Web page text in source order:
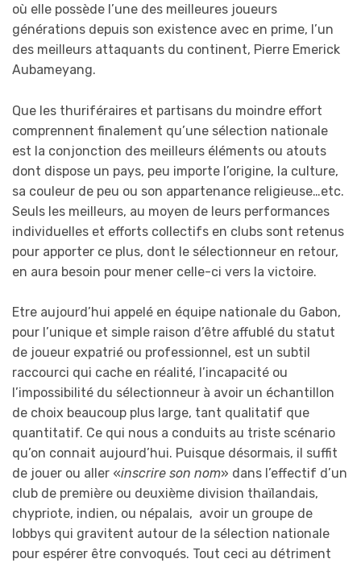
où elle possède l’une des meilleures joueurs
générations depuis son existence avec en prime, l’un
des meilleurs attaquants du continent, Pierre Emerick
Aubameyang.
Que les thuriféraires et partisans du moindre effort
comprennent finalement qu’une sélection nationale
est la conjonction des meilleurs éléments ou atouts
dont dispose un pays, peu importe l’origine, la culture,
sa couleur de peu ou son appartenance religieuse…etc.
Seuls les meilleurs, au moyen de leurs performances
individuelles et efforts collectifs en clubs sont retenus
pour apporter ce plus, dont le sélectionneur en retour,
en aura besoin pour mener celle-ci vers la victoire.
Etre aujourd’hui appelé en équipe nationale du Gabon,
pour l’unique et simple raison d’être affublé du statut
de joueur expatrié ou professionnel, est un subtil
raccourci qui cache en réalité, l’incapacité ou
l’impossibilité du sélectionneur à avoir un échantillon
de choix beaucoup plus large, tant qualitatif que
quantitatif. Ce qui nous a conduits au triste scénario
qu’on connait aujourd’hui. Puisque désormais, il suffit
de jouer ou aller «inscrire son nom» dans l’effectif d’un
club de première ou deuxième division thaïlandais,
chypriote, indien, ou népalais, avoir un groupe de
lobbys qui gravitent autour de la sélection nationale
pour espérer être convoqués. Tout ceci au détriment